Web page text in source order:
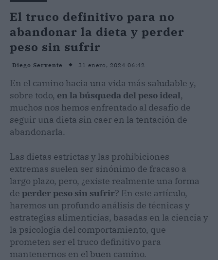
El truco definitivo para no
abandonar la dieta y perder
peso sin sufrir
Diego Servente 31 enero, 2024 06:42
En el camino hacia una vida más saludable y,
sobre todo, en la búsqueda del peso ideal,
muchos nos hemos enfrentado al desafío de
seguir una dieta sin caer en la tentación de
abandonarla.
Las dietas estrictas y las prohibiciones
extremas suelen ser sinónimo de fracaso a
largo plazo, pero, ¿existe realmente una forma
de perder peso sin sufrir? En este artículo,
haremos un profundo análisis de técnicas y
estrategias alimenticias, basadas en la ciencia y
la psicología del comportamiento, que
prometen ser el truco definitivo para
mantenernos en el buen camino.